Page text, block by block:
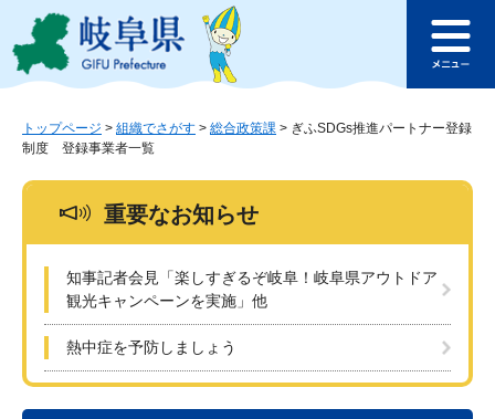
ジ
ュ
このページの本文へ
ュ
トップページ > 組織でさがす > 総合政策課 > ぎふSDGs推進パートナー登録
制度 登録事業者一覧
重要なお知らせ
知事記者会見「楽しすぎるぞ岐阜！岐阜県アウトドア
観光キャンペーンを実施」他
熱中症を予防しましょう